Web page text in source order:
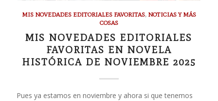
MIS NOVEDADES EDITORIALES FAVORITAS, NOTICIAS Y MÁS
COSAS
MIS NOVEDADES EDITORIALES
FAVORITAS EN NOVELA
HISTÓRICA DE NOVIEMBRE 2025
Pues ya estamos en noviembre y ahora si que tenemos